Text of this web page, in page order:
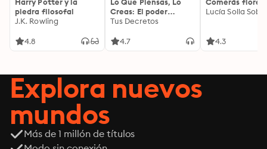
piedra filosofal
J.K. Rowling
4.8
Creas: El poder
invisible de tus
tu energía para
Tus Decretos
4.7
Lucía Solla
4.3
Explora nuevos
mundos
Más de 1 millón de títulos